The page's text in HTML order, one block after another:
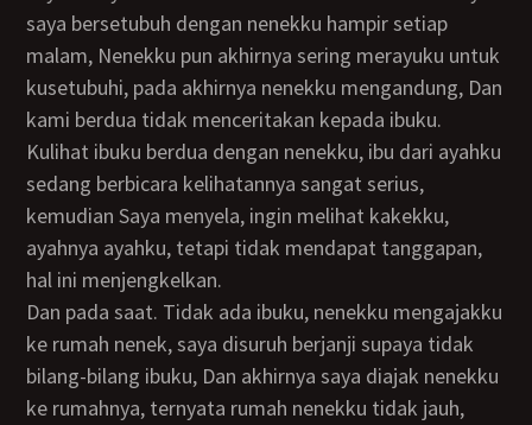
saya bersetubuh dengan nenekku hampir setiap
malam, Nenekku pun akhirnya sering merayuku untuk
kusetubuhi, pada akhirnya nenekku mengandung, Dan
kami berdua tidak menceritakan kepada ibuku.
Kulihat ibuku berdua dengan nenekku, ibu dari ayahku
sedang berbicara kelihatannya sangat serius,
kemudian Saya menyela, ingin melihat kakekku,
ayahnya ayahku, tetapi tidak mendapat tanggapan,
hal ini menjengkelkan.
Dan pada saat. Tidak ada ibuku, nenekku mengajakku
ke rumah nenek, saya disuruh berjanji supaya tidak
bilang-bilang ibuku, Dan akhirnya saya diajak nenekku
ke rumahnya, ternyata rumah nenekku tidak jauh,